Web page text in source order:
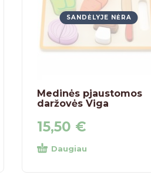
SANDĖLYJE NĖRA
Medinės pjaustomos
daržovės Viga
15,50 €
Daugiau